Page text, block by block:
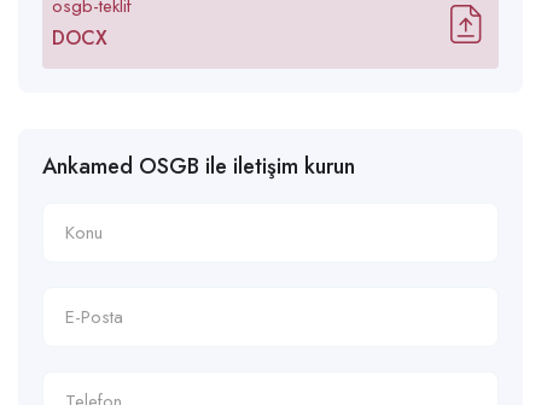
osgb-teklif
DOCX
Ankamed OSGB ile iletişim kurun